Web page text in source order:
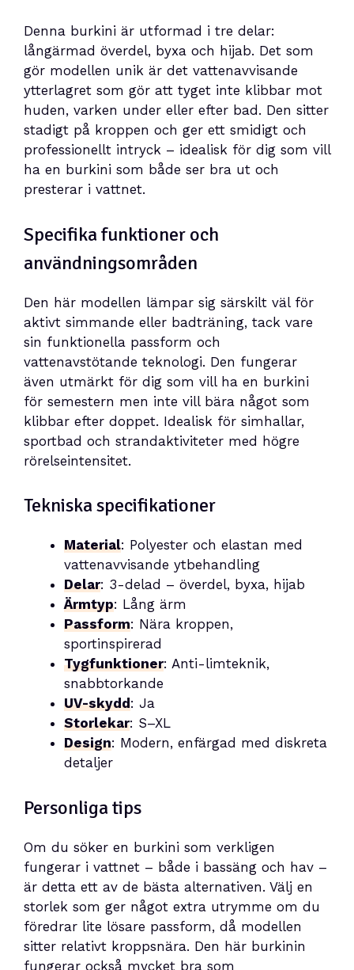
Denna burkini är utformad i tre delar:
långärmad överdel, byxa och hijab. Det som
gör modellen unik är det vattenavvisande
ytterlagret som gör att tyget inte klibbar mot
huden, varken under eller efter bad. Den sitter
stadigt på kroppen och ger ett smidigt och
professionellt intryck – idealisk för dig som vill
ha en burkini som både ser bra ut och
presterar i vattnet.
Specifika funktioner och
användningsområden
Den här modellen lämpar sig särskilt väl för
aktivt simmande eller badträning, tack vare
sin funktionella passform och
vattenavstötande teknologi. Den fungerar
även utmärkt för dig som vill ha en burkini
för semestern men inte vill bära något som
klibbar efter doppet. Idealisk för simhallar,
sportbad och strandaktiviteter med högre
rörelseintensitet.
Tekniska specifikationer
Material: Polyester och elastan med
vattenavvisande ytbehandling
Delar: 3-delad – överdel, byxa, hijab
Ärmtyp: Lång ärm
Passform: Nära kroppen,
sportinspirerad
Tygfunktioner: Anti-limteknik,
snabbtorkande
UV-skydd: Ja
Storlekar: S–XL
Design: Modern, enfärgad med diskreta
detaljer
Personliga tips
Om du söker en burkini som verkligen
fungerar i vattnet – både i bassäng och hav –
är detta ett av de bästa alternativen. Välj en
storlek som ger något extra utrymme om du
föredrar lite lösare passform, då modellen
sitter relativt kroppsnära. Den här burkinin
fungerar också mycket bra som